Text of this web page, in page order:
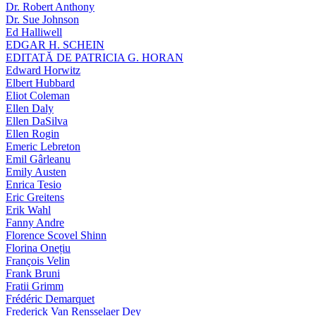
Dr. Robert Anthony
Dr. Sue Johnson
Ed Halliwell
EDGAR H. SCHEIN
EDITATĂ DE PATRICIA G. HORAN
Edward Horwitz
Elbert Hubbard
Eliot Coleman
Ellen Daly
Ellen DaSilva
Ellen Rogin
Emeric Lebreton
Emil Gârleanu
Emily Austen
Enrica Tesio
Eric Greitens
Erik Wahl
Fanny Andre
Florence Scovel Shinn
Florina Onețiu
François Velin
Frank Bruni
Fratii Grimm
Frédéric Demarquet
Frederick Van Rensselaer Dey